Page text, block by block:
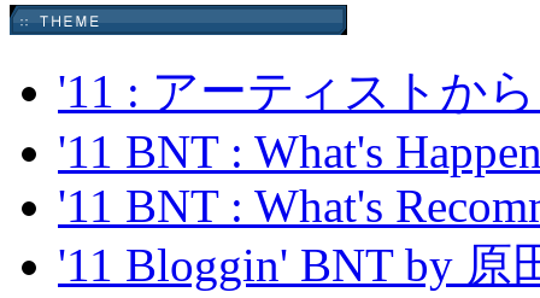
'11 : アーティストか
'11 BNT : What's
'11 BNT : What's
'11 Bloggin' BNT by 原